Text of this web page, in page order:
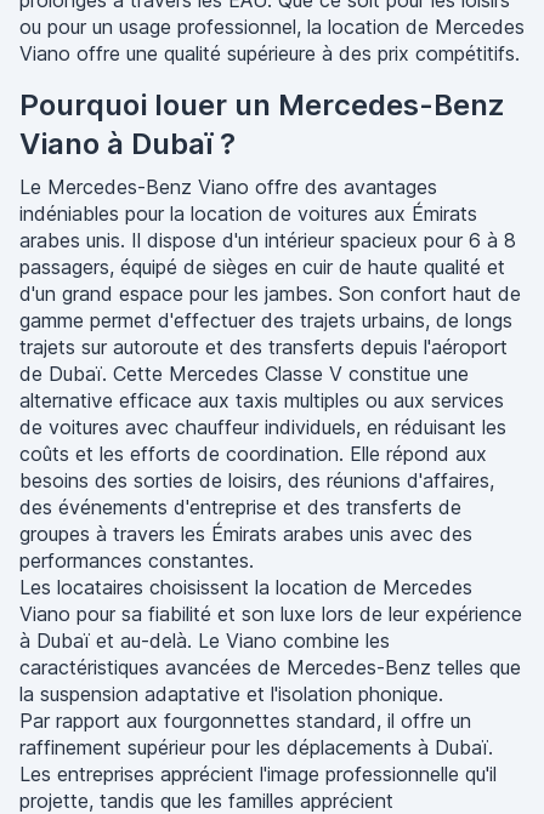
ou pour un usage professionnel, la location de Mercedes
Viano offre une qualité supérieure à des prix compétitifs.
Pourquoi louer un Mercedes-Benz
Viano à Dubaï ?
Le Mercedes-Benz Viano offre des avantages
indéniables pour la location de voitures aux Émirats
arabes unis. Il dispose d'un intérieur spacieux pour 6 à 8
passagers, équipé de sièges en cuir de haute qualité et
d'un grand espace pour les jambes. Son confort haut de
gamme permet d'effectuer des trajets urbains, de longs
trajets sur autoroute et des transferts depuis l'aéroport
de Dubaï. Cette Mercedes Classe V constitue une
alternative efficace aux taxis multiples ou aux services
de voitures avec chauffeur individuels, en réduisant les
coûts et les efforts de coordination. Elle répond aux
besoins des sorties de loisirs, des réunions d'affaires,
des événements d'entreprise et des transferts de
groupes à travers les Émirats arabes unis avec des
performances constantes.
Les locataires choisissent la location de Mercedes
Viano pour sa fiabilité et son luxe lors de leur expérience
à Dubaï et au-delà. Le Viano combine les
caractéristiques avancées de Mercedes-Benz telles que
la suspension adaptative et l'isolation phonique.
Par rapport aux fourgonnettes standard, il offre un
raffinement supérieur pour les déplacements à Dubaï.
Les entreprises apprécient l'image professionnelle qu'il
projette, tandis que les familles apprécient